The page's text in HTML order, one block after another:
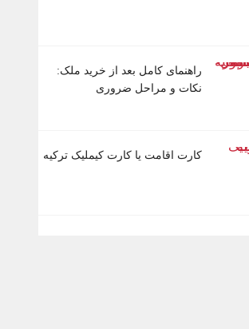
راهنمای کامل بعد از خرید ملک:
نکات و مراحل ضروری
کارت اقامت یا کارت کیملیک ترکیه